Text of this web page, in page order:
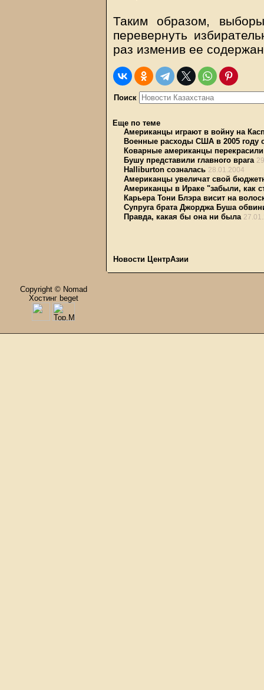
Таким образом,
перевернуть
раз изменив ее
Поиск
Еще по теме
Американцы играют в войну на
Военные расходы США в 2005 году
Коварные американцы
Бушу представили главного врага
Halliburton созналась 28.01.2004
Американцы увеличат свой
Американцы в Ираке "забыли, как
Карьера Тони Блэра висит на
Супруга брата Джорджа Буша
Правда, какая бы она ни была
Новости ЦентрАзии
Copyright © Nomad
Хостинг beget